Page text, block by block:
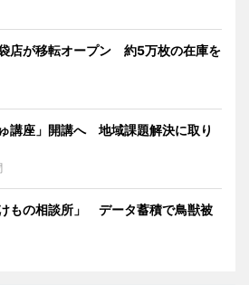
店が移転オープン 約5万枚の在庫を
講座」開講へ 地域課題解決に取り
もの相談所」 データ蓄積で鳥獣被